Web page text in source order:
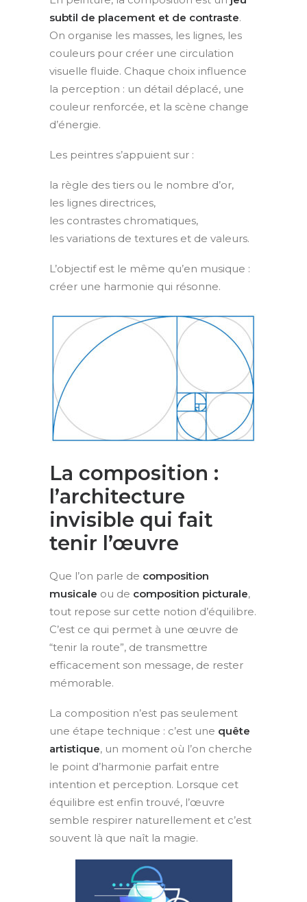
subtil de placement et de contraste.
On organise les masses, les lignes, les
couleurs pour créer une circulation
visuelle fluide. Chaque choix influence
la perception : un détail déplacé, une
couleur renforcée, et la scène change
d’énergie.
Les peintres s’appuient sur :
la règle des tiers ou le nombre d’or,
les lignes directrices,
les contrastes chromatiques,
les variations de textures et de valeurs.
L’objectif est le même qu’en musique :
créer une harmonie qui résonne.
La composition :
l’architecture
invisible qui fait
tenir l’œuvre
Que l’on parle de composition
musicale ou de composition picturale,
tout repose sur cette notion d’équilibre.
C’est ce qui permet à une œuvre de
“tenir la route”, de transmettre
efficacement son message, de rester
mémorable.
La composition n’est pas seulement
une étape technique : c’est une quête
artistique, un moment où l’on cherche
le point d’harmonie parfait entre
intention et perception. Lorsque cet
équilibre est enfin trouvé, l’œuvre
semble respirer naturellement et c’est
souvent là que naît la magie.